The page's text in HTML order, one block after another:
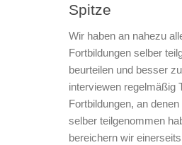
Spitze
Wir haben an nahezu
Fortbildungen selber
beurteilen und besser
interviewen regelmäßig
Fortbildungen, an
selber teilgenommen
bereichern wir